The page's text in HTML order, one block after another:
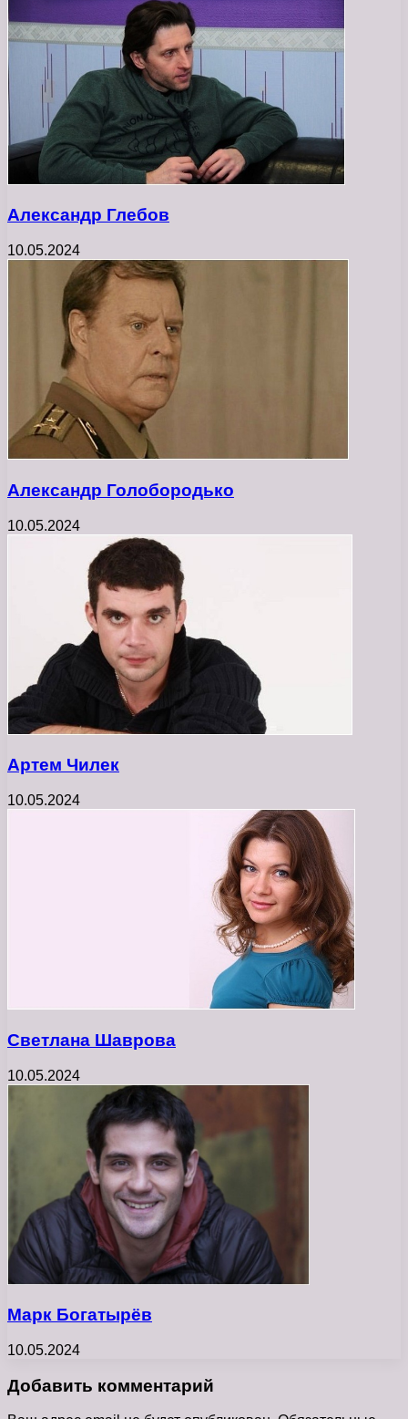
Александр Глебов
10.05.2024
Александр Голобородько
10.05.2024
Артем Чилек
10.05.2024
Светлана Шаврова
10.05.2024
Марк Богатырёв
10.05.2024
Добавить комментарий